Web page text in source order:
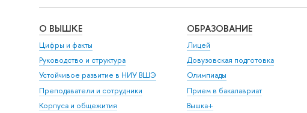
О ВЫШКЕ
Цифры и факты
Руководство и структура
Устойчивое развитие в НИУ ВШЭ
Преподаватели и сотрудники
Корпуса и общежития
ОБРАЗОВАНИЕ
Лицей
Довузовская подготовка
Олимпиады
Прием в бакалавриат
Вышка+